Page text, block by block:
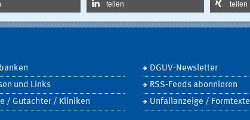
teilen teilen
und Links
/ Gutachter / Kliniken
DGUV-Newsletter
RSS-Feeds abonnieren
Unfallanzeige / Formtexte